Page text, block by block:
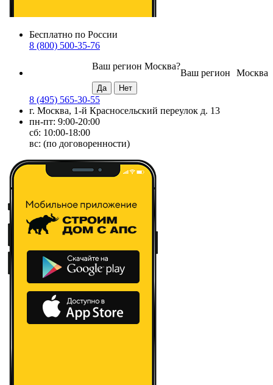
Бесплатно по России
8 (800) 500-35-76
Москва
Ваш регион
Ваш регион Москва?
8 (495) 565-30-55
г. Москва, 1-й Красносельский переулок д. 13
пн-пт: 9:00-20:00
сб: 10:00-18:00
вс: (по договоренности)